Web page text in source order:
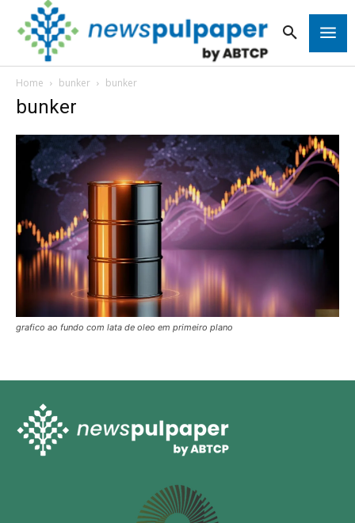
Home bunker bunker
bunker
grafico ao fundo com lata de oleo em primeiro plano